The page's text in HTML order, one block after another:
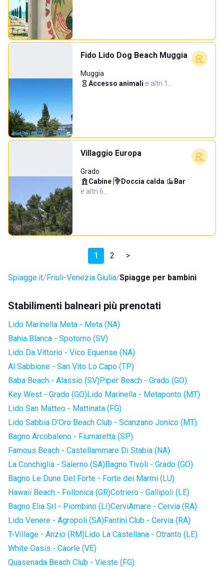
Fido Lido Dog Beach Muggia
Muggia
Accesso animali·e altri 1…
Villaggio Europa
Grado
Cabine· Doccia calda· Bar·
e altri 6…
1 2 >
Spiagge.it Friuli-Venezia Giulia Spiagge per bambini
Stabilimenti balneari più prenotati
Lido Marinella Meta - Meta (NA)
Bahia Blanca - Spotorno (SV)
Lido Da Vittorio - Vico Equense (NA)
Al Sabbione - San Vito Lo Capo (TP)
Baba Beach - Alassio (SV)Piper Beach - Grado (GO)
Key West - Grado (GO)Lido Marinella - Metaponto (MT)
Lido San Matteo - Mattinata (FG)
Lido Sabbia D'Oro Beach Club - Scanzano Jonico (MT)
Bagno Arcobaleno - Fiumaretta (SP)
Famous Beach - Castellammare Di Stabia (NA)
La Conchiglia - Salerno (SA)Bagno Tivoli - Grado (GO)
Bagno Le Dune Del Forte - Forte dei Marmi (LU)
Hawaii Beach - Follonica (GR)Cotriero - Gallipoli (LE)
Bagno Elia Srl - Piombino (LI)CerviAmare - Cervia (RA)
Lido Venere - Agropoli (SA)Fantini Club - Cervia (RA)
T-Village - Anzio (RM)Lido La Castellana - Otranto (LE)
White Oasis - Caorle (VE)
Quasenada Beach Club - Vieste (FG)